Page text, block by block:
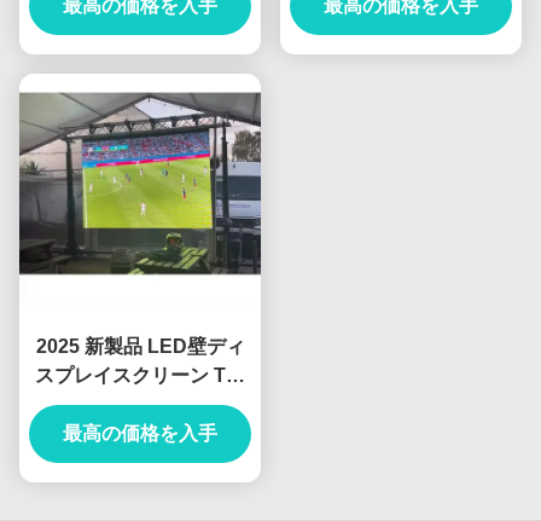
P2 P2.5 P3 500*500mm
LEDディスプレイ LEDビ
最高の価格を入手
LEDビデオ 壁面LEDパネ
ル マトリックスディスプ
最高の価格を入手
2025 新製品 LED壁ディ
スプレイスクリーン Tシ
リーズ インダース LED
ビデオ壁 P0.9 P1.2 P1.5
P2.5 LEDディスプレイ
最高の価格を入手